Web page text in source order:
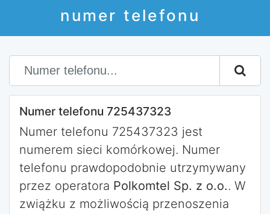
numer telefonu
Numer telefonu 725437323
Numer telefonu 725437323 jest
numerem sieci komórkowej. Numer
telefonu prawdopodobnie utrzymywany
przez operatora Polkomtel Sp. z o.o.. W
zwiążku z możliwością przenoszenia